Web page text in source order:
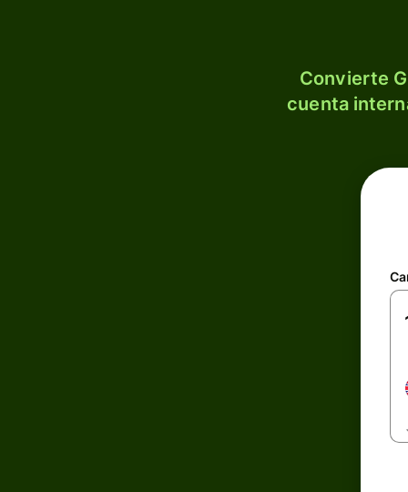
Convierte
cuenta